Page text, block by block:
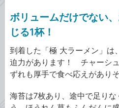
ボリュームだけでない
じる1杯！
到着した「極 大ラーメン」は
迫力があります！ チャーシ
ずれも厚手で食べ応えがありそ
海苔は7枚あり、途中で足り